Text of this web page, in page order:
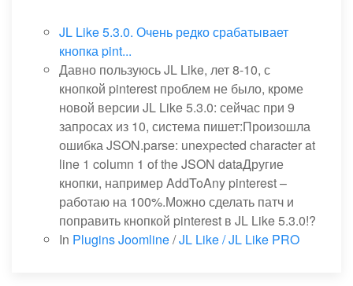
JL Like 5.3.0. Очень редко срабатывает
кнопка pint...
Давно пользуюсь JL Like, лет 8-10, с
кнопкой pinterest проблем не было, кроме
новой версии JL Like 5.3.0: сейчас при 9
запросах из 10, система пишет:Произошла
ошибка JSON.parse: unexpected character at
line 1 column 1 of the JSON dataДругие
кнопки, например AddToAny pinterest –
работаю на 100%.Можно сделать патч и
поправить кнопкой pinterest в JL Like 5.3.0!?
In Plugins Joomline/JL Like / JL Like PRO